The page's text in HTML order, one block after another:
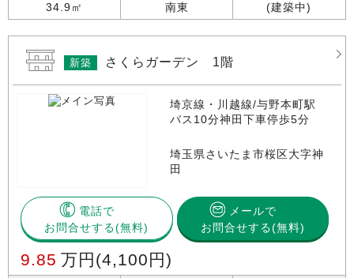
34.9㎡
南東
(建築中)
新築 さくらガーデン 1階
埼京線・川越線/与野本町駅
バス10分神田下車停歩5分
埼玉県さいたま市桜区大字神
田
電話で
お問合せする
メールで
お問合せする(無料)
9.85 万円 (4,100円)